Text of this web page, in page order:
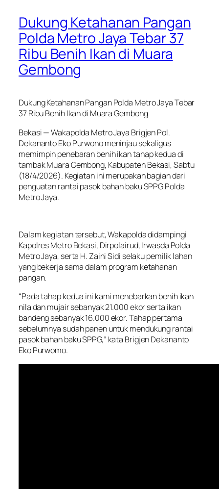
Dukung Ketahanan Pangan
Polda Metro Jaya Tebar 37
Ribu Benih Ikan di Muara
Gembong
Dukung Ketahanan Pangan Polda Metro Jaya Tebar
37 Ribu Benih Ikan di Muara Gembong
Bekasi — Wakapolda Metro Jaya Brigjen Pol.
Dekananto Eko Purwono meninjau sekaligus
memimpin penebaran benih ikan tahap kedua di
tambak Muara Gembong, Kabupaten Bekasi, Sabtu
(18/4/2026). Kegiatan ini merupakan bagian dari
penguatan rantai pasok bahan baku SPPG Polda
Metro Jaya.
Dalam kegiatan tersebut, Wakapolda didampingi
Kapolres Metro Bekasi, Dirpolairud, Irwasda Polda
Metro Jaya, serta H. Zaini Sidi selaku pemilik lahan
yang bekerja sama dalam program ketahanan
pangan.
“Pada tahap kedua ini kami menebarkan benih ikan
nila dan mujair sebanyak 21.000 ekor serta ikan
bandeng sebanyak 16.000 ekor. Tahap pertama
sebelumnya sudah panen untuk mendukung rantai
pasok bahan baku SPPG,” kata Brigjen Dekananto
Eko Purwomo.